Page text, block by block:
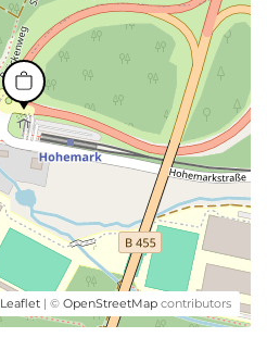
Leaflet | © OpenStreetMap contributors